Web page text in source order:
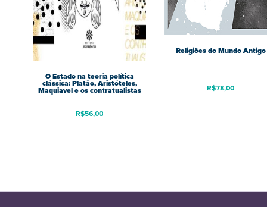
O Estado na teoria política
clássica: Platão, Aristóteles,
Maquiavel e os contratualistas
R$56,00
Religiões do Mundo Antigo
R$78,00